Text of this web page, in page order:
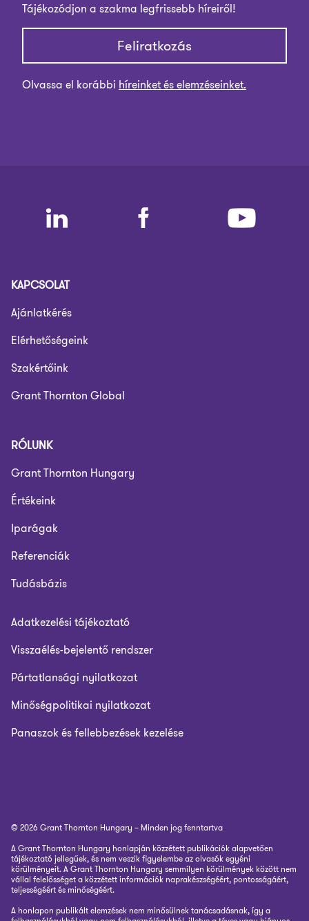
Tájékozódjon a szakma legfrissebb híreiről!
Feliratkozás
Olvassa el korábbi híreinket és elemzéseinket.
KAPCSOLAT
Ajánlatkérés
Elérhetőségeink
Szakértőink
Grant Thornton Global
RÓLUNK
Grant Thornton Hungary
Értékeink
Iparágak
Referenciák
Tudásbázis
Adatkezelési tájékoztató
Visszaélés-bejelentő rendszer
Pártatlansági nyilatkozat
Minőségpolitikai nyilatkozat
Panaszok és fellebbezések kezelése
© 2026 Grant Thornton Hungary – Minden jog fenntartva
A Grant Thornton Hungary honlapján közzétett publikációk alapvetően
tájékoztató jellegűek, és nem veszik figyelembe az olvasók egyéni
körülményeit. A Grant Thornton Hungary semmilyen körülmények között nem
vállal felelősséget a közzétett információk naprakészségéért, pontosságáért,
teljességéért és minőségéért.
A honlapon publikált elemzések nem minősülnek tanácsadásnak, így a